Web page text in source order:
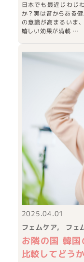
日本でも最近じわじ
か？実は昔からある
の意識が高まるいま
嬉しい効果が満載 …
2025.04.01
フェムケア
フェ
お隣の国 韓
比較してどう